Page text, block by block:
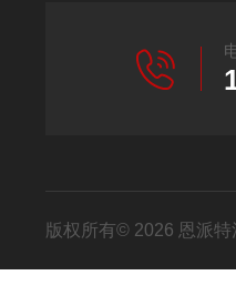
版权所有© 2026 恩派